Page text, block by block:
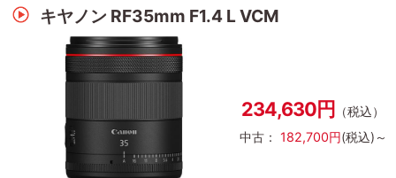
キヤノン RF35mm F1.4 L VCM
234,630円 （税込）
中古： 182,700円(税込)～